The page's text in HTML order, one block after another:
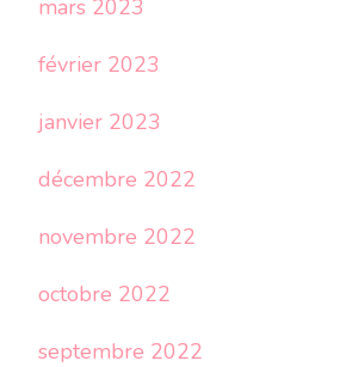
mars 2023
février 2023
janvier 2023
décembre 2022
novembre 2022
octobre 2022
septembre 2022